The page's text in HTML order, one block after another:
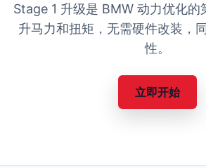
Stage 1 升级是 BMW 动力优化的
升马力和扭矩，无需硬件改装，
性。
立即开始